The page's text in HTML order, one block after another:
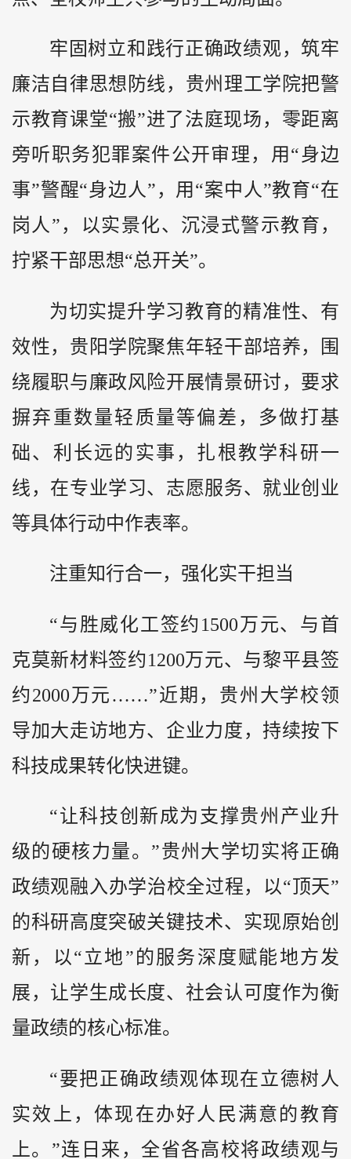
牢固树立和践行正确政绩观，筑牢
廉洁自律思想防线，贵州理工学院把警
示教育课堂“搬”进了法庭现场，零距离
旁听职务犯罪案件公开审理，用“身边
事”警醒“身边人”，用“案中人”教育“在
岗人”，以实景化、沉浸式警示教育，
拧紧干部思想“总开关”。
为切实提升学习教育的精准性、有
效性，贵阳学院聚焦年轻干部培养，围
绕履职与廉政风险开展情景研讨，要求
摒弃重数量轻质量等偏差，多做打基
础、利长远的实事，扎根教学科研一
线，在专业学习、志愿服务、就业创业
等具体行动中作表率。
注重知行合一，强化实干担当
“与胜威化工签约1500万元、与首
克莫新材料签约1200万元、与黎平县签
约2000万元……”近期，贵州大学校领
导加大走访地方、企业力度，持续按下
科技成果转化快进键。
“让科技创新成为支撑贵州产业升
级的硬核力量。”贵州大学切实将正确
政绩观融入办学治校全过程，以“顶天”
的科研高度突破关键技术、实现原始创
新，以“立地”的服务深度赋能地方发
展，让学生成长度、社会认可度作为衡
量政绩的核心标准。
“要把正确政绩观体现在立德树人
实效上，体现在办好人民满意的教育
上。”连日来，全省各高校将政绩观与